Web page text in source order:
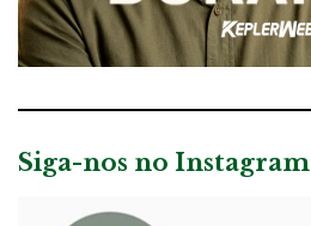
Siga-nos no Instagram